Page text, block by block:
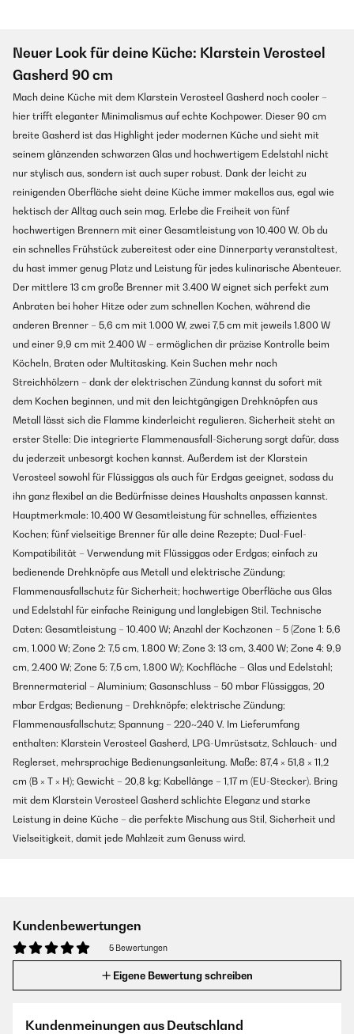
Neuer Look für deine Küche: Klarstein Verosteel
Gasherd 90 cm
Mach deine Küche mit dem Klarstein Verosteel Gasherd noch cooler –
hier trifft eleganter Minimalismus auf echte Kochpower. Dieser 90 cm
breite Gasherd ist das Highlight jeder modernen Küche und sieht mit
seinem glänzenden schwarzen Glas und hochwertigem Edelstahl nicht
nur stylisch aus, sondern ist auch super robust. Dank der leicht zu
reinigenden Oberfläche sieht deine Küche immer makellos aus, egal wie
hektisch der Alltag auch sein mag. Erlebe die Freiheit von fünf
hochwertigen Brennern mit einer Gesamtleistung von 10.400 W. Ob du
ein schnelles Frühstück zubereitest oder eine Dinnerparty veranstaltest,
du hast immer genug Platz und Leistung für jedes kulinarische Abenteuer.
Der mittlere 13 cm große Brenner mit 3.400 W eignet sich perfekt zum
Anbraten bei hoher Hitze oder zum schnellen Kochen, während die
anderen Brenner – 5,6 cm mit 1.000 W, zwei 7,5 cm mit jeweils 1.800 W
und einer 9,9 cm mit 2.400 W – ermöglichen dir präzise Kontrolle beim
Köcheln, Braten oder Multitasking. Kein Suchen mehr nach
Streichhölzern – dank der elektrischen Zündung kannst du sofort mit
dem Kochen beginnen, und mit den leichtgängigen Drehknöpfen aus
Metall lässt sich die Flamme kinderleicht regulieren. Sicherheit steht an
erster Stelle: Die integrierte Flammenausfall-Sicherung sorgt dafür, dass
du jederzeit unbesorgt kochen kannst. Außerdem ist der Klarstein
Verosteel sowohl für Flüssiggas als auch für Erdgas geeignet, sodass du
ihn ganz flexibel an die Bedürfnisse deines Haushalts anpassen kannst.
Hauptmerkmale: 10.400 W Gesamtleistung für schnelles, effizientes
Kochen; fünf vielseitige Brenner für alle deine Rezepte; Dual-Fuel-
Kompatibilität – Verwendung mit Flüssiggas oder Erdgas; einfach zu
bedienende Drehknöpfe aus Metall und elektrische Zündung;
Flammenausfallschutz für Sicherheit; hochwertige Oberfläche aus Glas
und Edelstahl für einfache Reinigung und langlebigen Stil. Technische
Daten: Gesamtleistung – 10.400 W; Anzahl der Kochzonen – 5 (Zone 1: 5,6
cm, 1.000 W; Zone 2: 7,5 cm, 1.800 W; Zone 3: 13 cm, 3.400 W; Zone 4: 9,9
cm, 2.400 W; Zone 5: 7,5 cm, 1.800 W); Kochfläche – Glas und Edelstahl;
Brennermaterial – Aluminium; Gasanschluss – 50 mbar Flüssiggas, 20
mbar Erdgas; Bedienung – Drehknöpfe; elektrische Zündung;
Flammenausfallschutz; Spannung – 220~240 V. Im Lieferumfang
enthalten: Klarstein Verosteel Gasherd, LPG-Umrüstsatz, Schlauch- und
Reglerset, mehrsprachige Bedienungsanleitung. Maße: 87,4 × 51,8 × 11,2
cm (B × T × H); Gewicht – 20,8 kg; Kabellänge – 1,17 m (EU-Stecker). Bring
mit dem Klarstein Verosteel Gasherd schlichte Eleganz und starke
Leistung in deine Küche – die perfekte Mischung aus Stil, Sicherheit und
Vielseitigkeit, damit jede Mahlzeit zum Genuss wird.
Kundenbewertungen
5 Bewertungen
Eigene Bewertung schreiben
Kundenmeinungen aus Deutschland